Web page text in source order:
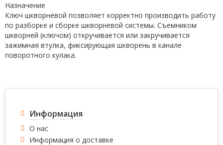
Назначение
Ключ шкворневой позволяет корректно производить работу
по разборке и сборке шкворневой системы. Съемником
шкворней (ключом) откручивается или закручивается
зажимная втулка, фиксирующая шкворень в канале
поворотного кулака.
Информация
О нас
Информация о доставке